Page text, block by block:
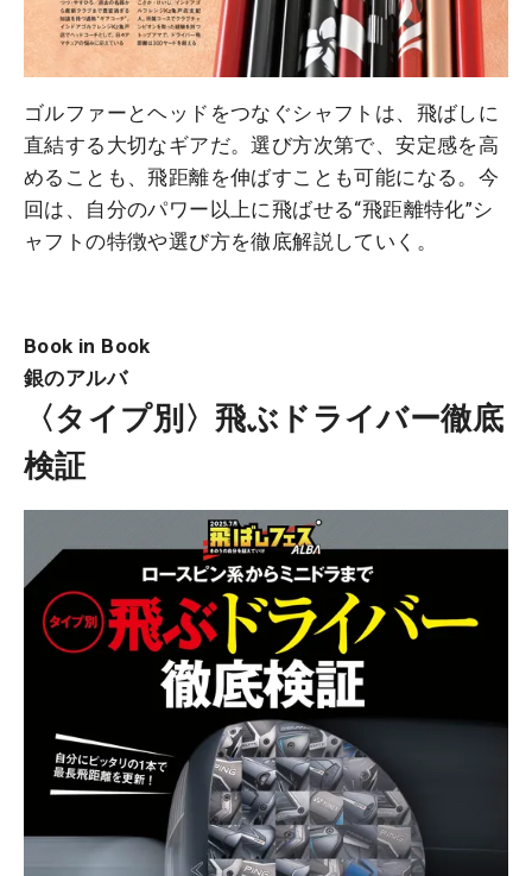
ゴルファーとヘッドをつなぐシャフトは、飛ばしに
直結する大切なギアだ。選び方次第で、安定感を高
めることも、飛距離を伸ばすことも可能になる。今
回は、自分のパワー以上に飛ばせる“飛距離特化”シ
ャフトの特徴や選び方を徹底解説していく。
Book in Book
銀のアルバ
〈タイプ別〉飛ぶドライバー徹底
検証